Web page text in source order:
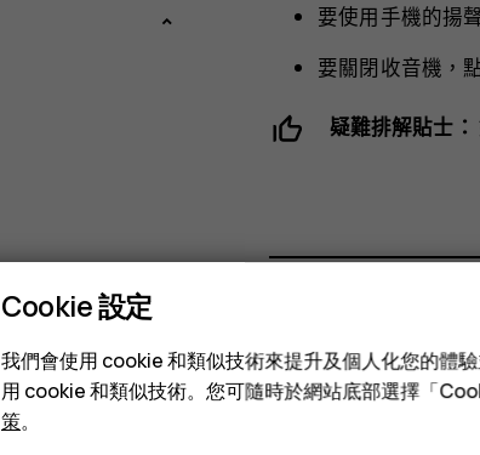
要使用手機的揚
要關閉收音機，
疑難排解貼士：
您認為這有幫
Cookie 設定
我們會使用 cookie 和類似技術來提升及個人化您的體
用 cookie 和類似技術。您可隨時於網站底部選擇「
策。